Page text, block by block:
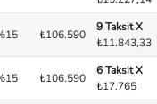
₺106.590
9 Taksit X
₺11.843,33
₺106.590
6 Taksit X
₺17.765